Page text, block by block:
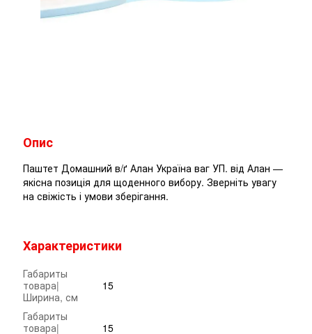
Опис
Паштет Домашний в/ґ Алан Україна ваг УП. від Алан —
якісна позиція для щоденного вибору. Зверніть увагу
на свіжість і умови зберігання.
Характеристики
Габариты
товара|
Ширина, см
15
Габариты
товара|
15